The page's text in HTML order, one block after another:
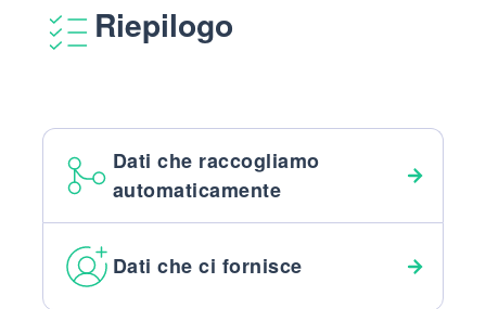
Riepilogo
Dati che raccogliamo
automaticamente
Dati che ci fornisce